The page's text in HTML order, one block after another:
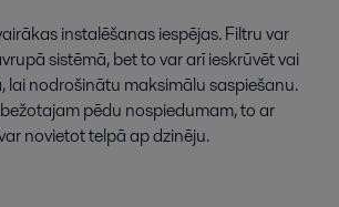
instalēšanasiespējas.Filtruvar
sistēmā,bettovararīieskrūvētvai
,lainodrošinātu maksimālusaspiešanu.
pēdu nospiedumam,toar
novietottelpāapdzinēju.